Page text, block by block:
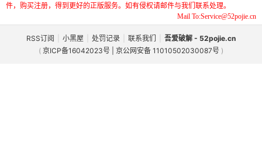
件，购买注册，得到更好的正版服务。如有侵权请邮件与我们联系处理。
Mail To:Service@52pojie.cn
RSS订阅 小黑屋 处罚记录 联系我们
吾爱破解 - 52pojie.cn
( 京ICP备16042023号 | 京公网安备 11010502030087号 )